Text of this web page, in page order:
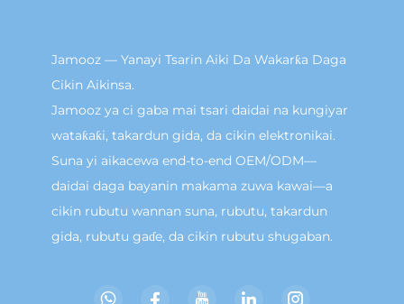
Jamooz — Yanayi Tsarin Aiki Da Wakarƙa Daga
Cikin Aikinsa.
Jamooz ya ci gaba mai tsari daidai na kungiyar
wataƙaƙi, takardun gida, da cikin elektronikai.
Suna yi aikacewa end-to-end OEM/ODM—
daidai daga bayanin makama zuwa kawai—a
cikin rubutu wannan suna, rubutu, takardun
gida, rubutu gaɗe, da cikin rubutu shugaban.